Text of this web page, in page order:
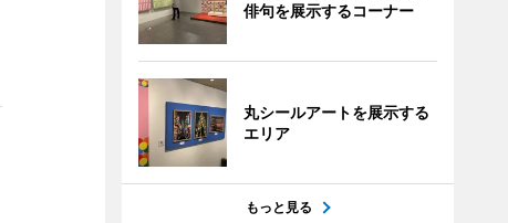
俳句を展示するコーナー
丸シールアートを展示する
エリア
もっと見る